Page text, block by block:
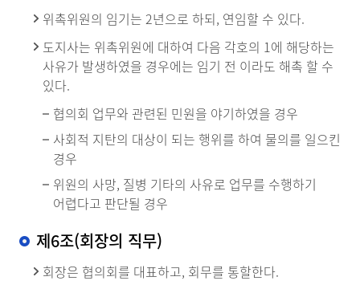
위촉위원의 임기는 2년으로 하되, 연임할 수 있다.
도지사는 위촉위원에 대하여 다음 각호의 1에 해당하는
사유가 발생하였을 경우에는 임기 전 이라도 해촉 할 수
있다.
협의회 업무와 관련된 민원을 야기하였을 경우
사회적 지탄의 대상이 되는 행위를 하여 물의를 일으킨
경우
위원의 사망, 질병 기타의 사유로 업무를 수행하기
어렵다고 판단될 경우
제6조(회장의 직무)
회장은 협의회를 대표하고, 회무를 통할한다.